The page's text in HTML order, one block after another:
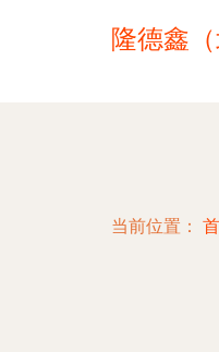
隆德鑫
当前位置：